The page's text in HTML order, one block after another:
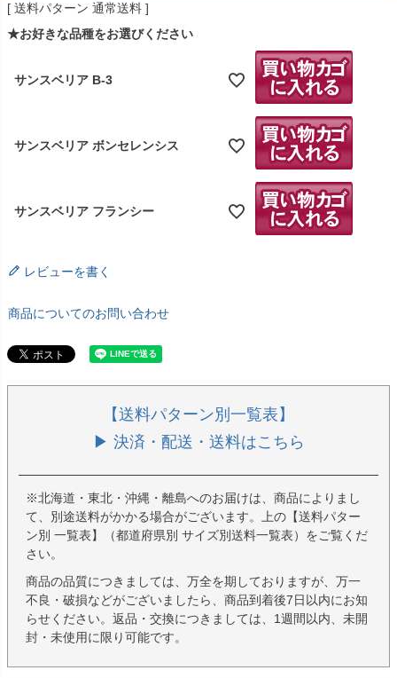
送料パターン 通常送料
★お好きな品種をお選びください
サンスベリア B-3
サンスベリア ボンセレンシス
サンスベリア フランシー
レビューを書く
商品についてのお問い合わせ
【送料パターン別一覧表】
▶ 決済・配送・送料はこちら
※北海道・東北・沖縄・離島へのお届けは、商品によりまし
て、別途送料がかかる場合がございます。上の【送料パター
ン別 一覧表】（都道府県別 サイズ別送料一覧表）をご覧くだ
さい。
商品の品質につきましては、万全を期しておりますが、万一
不良・破損などがございましたら、商品到着後7日以内にお知
らせください。返品・交換につきましては、1週間以内、未開
封・未使用に限り可能です。